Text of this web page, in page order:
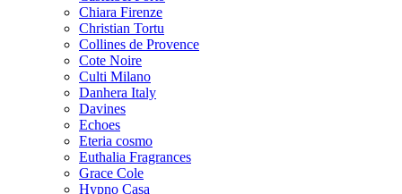
Chiara Firenze
Christian Tortu
Collines de Provence
Cote Noire
Culti Milano
Danhera Italy
Davines
Echoes
Eteria cosmo
Euthalia Fragrances
Grace Cole
Hypno Casa